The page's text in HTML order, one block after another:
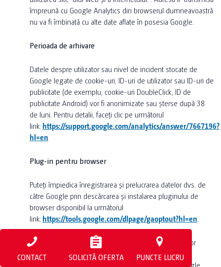
împreună cu Google Analytics din browserul dumneavoastră
nu va fi îmbinată cu alte date aflate în posesia Google.
Perioada de arhivare
Datele despre utilizator sau nivel de incident stocate de
Google legate de cookie-uri, ID-uri de utilizator sau ID-uri de
publicitate (de exemplu, cookie-uri DoubleClick, ID de
publicitate Android) vor fi anonimizate sau șterse după 38
de luni. Pentru detalii, faceți clic pe următorul
link: https://support.google.com/analytics/answer/7667196?
hl=en
Plug-in pentru browser
Puteți împiedica înregistrarea și prelucrarea datelor dvs. de
către Google prin descărcarea și instalarea pluginului de
browser disponibil la următorul
link: https://tools.google.com/dlpage/gaoptout?hl=en
Pentru mai multe informații despre gestionarea datelor
utilizatorilor de către Google Analytics, vă rugăm să
consultați Declarația de confidențialitate a datelor Google
CONTACT SOLICITĂ OFERTA PUNCTE LUCRU